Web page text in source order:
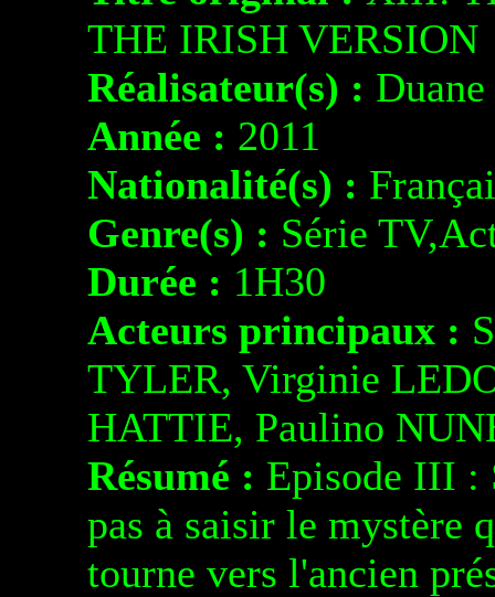
THE IRISH VERSION
Réalisateur(s) :
Année : 2011
Nationalité(s) :
Genre(s) : Série
Durée : 1H30
Acteurs principaux :
TYLER, Virginie
HATTIE, Paulino
Résumé : Episode III :
pas à saisir le mystère
tourne vers l'ancien